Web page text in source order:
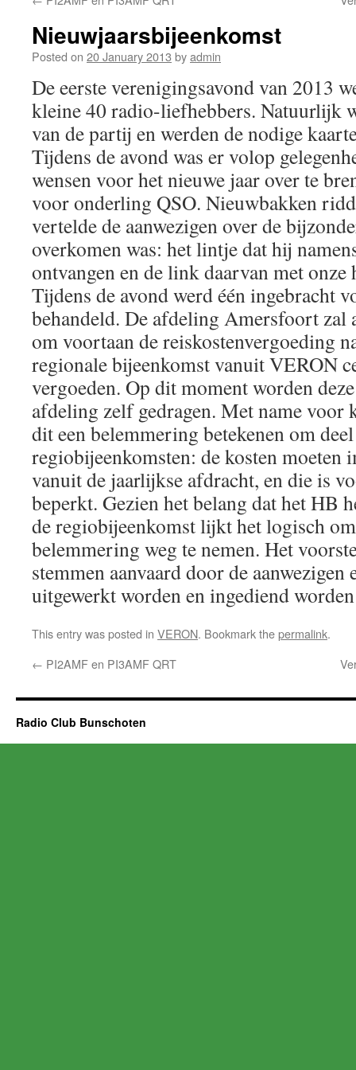
Nieuwjaarsbijeenkomst
Posted on 20 January 2013 byadmin
De eerste verenigingsavond van 2013
kleine 40 radio-liefhebbers. Natuurlijk
van de partij en werden de nodige
Tijdens de avond was er volop
wensen voor het nieuwe jaar over te
voor onderling QSO. Nieuwbakken
vertelde de aanwezigen over de
overkomen was: het lintje dat hij
ontvangen en de link daarvan met onze
Tijdens de avond werd één ingebracht
behandeld. De afdeling Amersfoort zal
om voortaan de reiskostenvergoeding
regionale bijeenkomst vanuit VERON
vergoeden. Op dit moment worden
afdeling zelf gedragen. Met name voor
dit een belemmering betekenen om
regiobijeenkomsten: de kosten moeten
vanuit de jaarlijkse afdracht, en die is
beperkt. Gezien het belang dat het HB
de regiobijeenkomst lijkt het logisch
belemmering weg te nemen. Het
stemmen aanvaard door de
uitgewerkt worden en ingediend
This entry was posted in VERON. Bookmark thepermalink.
← PI2AMF en PI3AMF QRT
Radio Club Bunschoten